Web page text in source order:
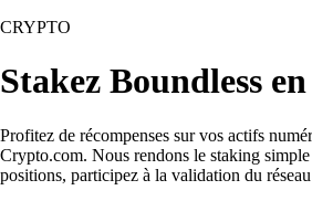
CRYPTO
Stakez Boundless
Profitez de récompenses sur vos actifs
Crypto.com. Nous rendons le staking
positions, participez à la validation du